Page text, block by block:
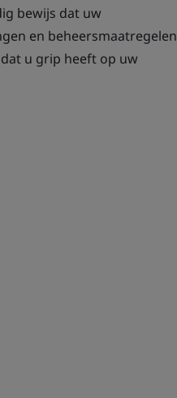
bewijs dat uw
en beheersmaatregelen
u grip heeft op uw